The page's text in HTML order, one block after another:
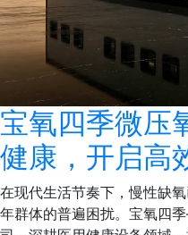
宝氧四季微
健康，开启高
在现代生活节奏下，慢性缺
年群体的普遍困扰。宝氧四